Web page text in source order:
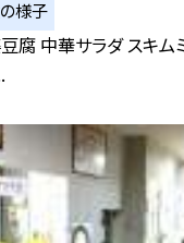
様子
腐 中華サラダ スキム